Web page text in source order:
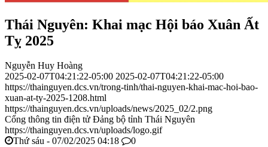
Thái Nguyên: Khai mạc Hội báo Xuân Ất
Tỵ 2025
Nguyễn Huy Hoàng
2025-02-07T04:21:22-05:00 2025-02-07T04:21:22-05:00
https://thainguyen.dcs.vn/trong-tinh/thai-nguyen-khai-mac-hoi-bao-
xuan-at-ty-2025-1208.html
https://thainguyen.dcs.vn/uploads/news/2025_02/2.png
Cổng thông tin điện tử Đảng bộ tỉnh Thái Nguyên
https://thainguyen.dcs.vn/uploads/logo.gif
Thứ sáu - 07/02/2025 04:18
0